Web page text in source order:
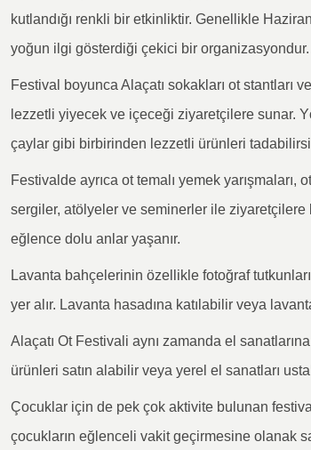
kutlandığı renkli bir etkinliktir. Genellikle
yoğun ilgi gösterdiği çekici bir organizasyondur.
Festival boyunca Alaçatı sokakları ot stantları
lezzetli yiyecek ve içeceği ziyaretçilere sunar.
çaylar gibi birbirinden lezzetli ürünleri
Festivalde ayrıca ot temalı yemek
sergiler, atölyeler ve seminerler ile ziyaretçilere
eğlence dolu anlar yaşanır.
Lavanta bahçelerinin özellikle fotoğraf
yer alır. Lavanta hasadına katılabilir veya
Alaçatı Ot Festivali aynı zamanda el
ürünleri satın alabilir veya yerel el sanatları
Çocuklar için de pek çok aktivite bulunan
çocukların eğlenceli vakit geçirmesine olanak